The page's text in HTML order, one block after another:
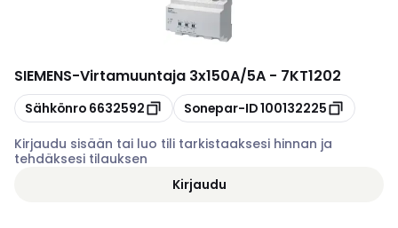
SIEMENS-Virtamuuntaja 3x150A/5A - 7KT1202
Kopioi
Sähkönro 6632592 Kopioi
Sonepar-ID100132225
Kirjaudu sisään tai luo tili tarkistaaksesi hinnan ja
tehdäksesi tilauksen
Kirjaudu